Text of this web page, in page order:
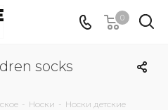
0
socks
- Носки - Носки детские